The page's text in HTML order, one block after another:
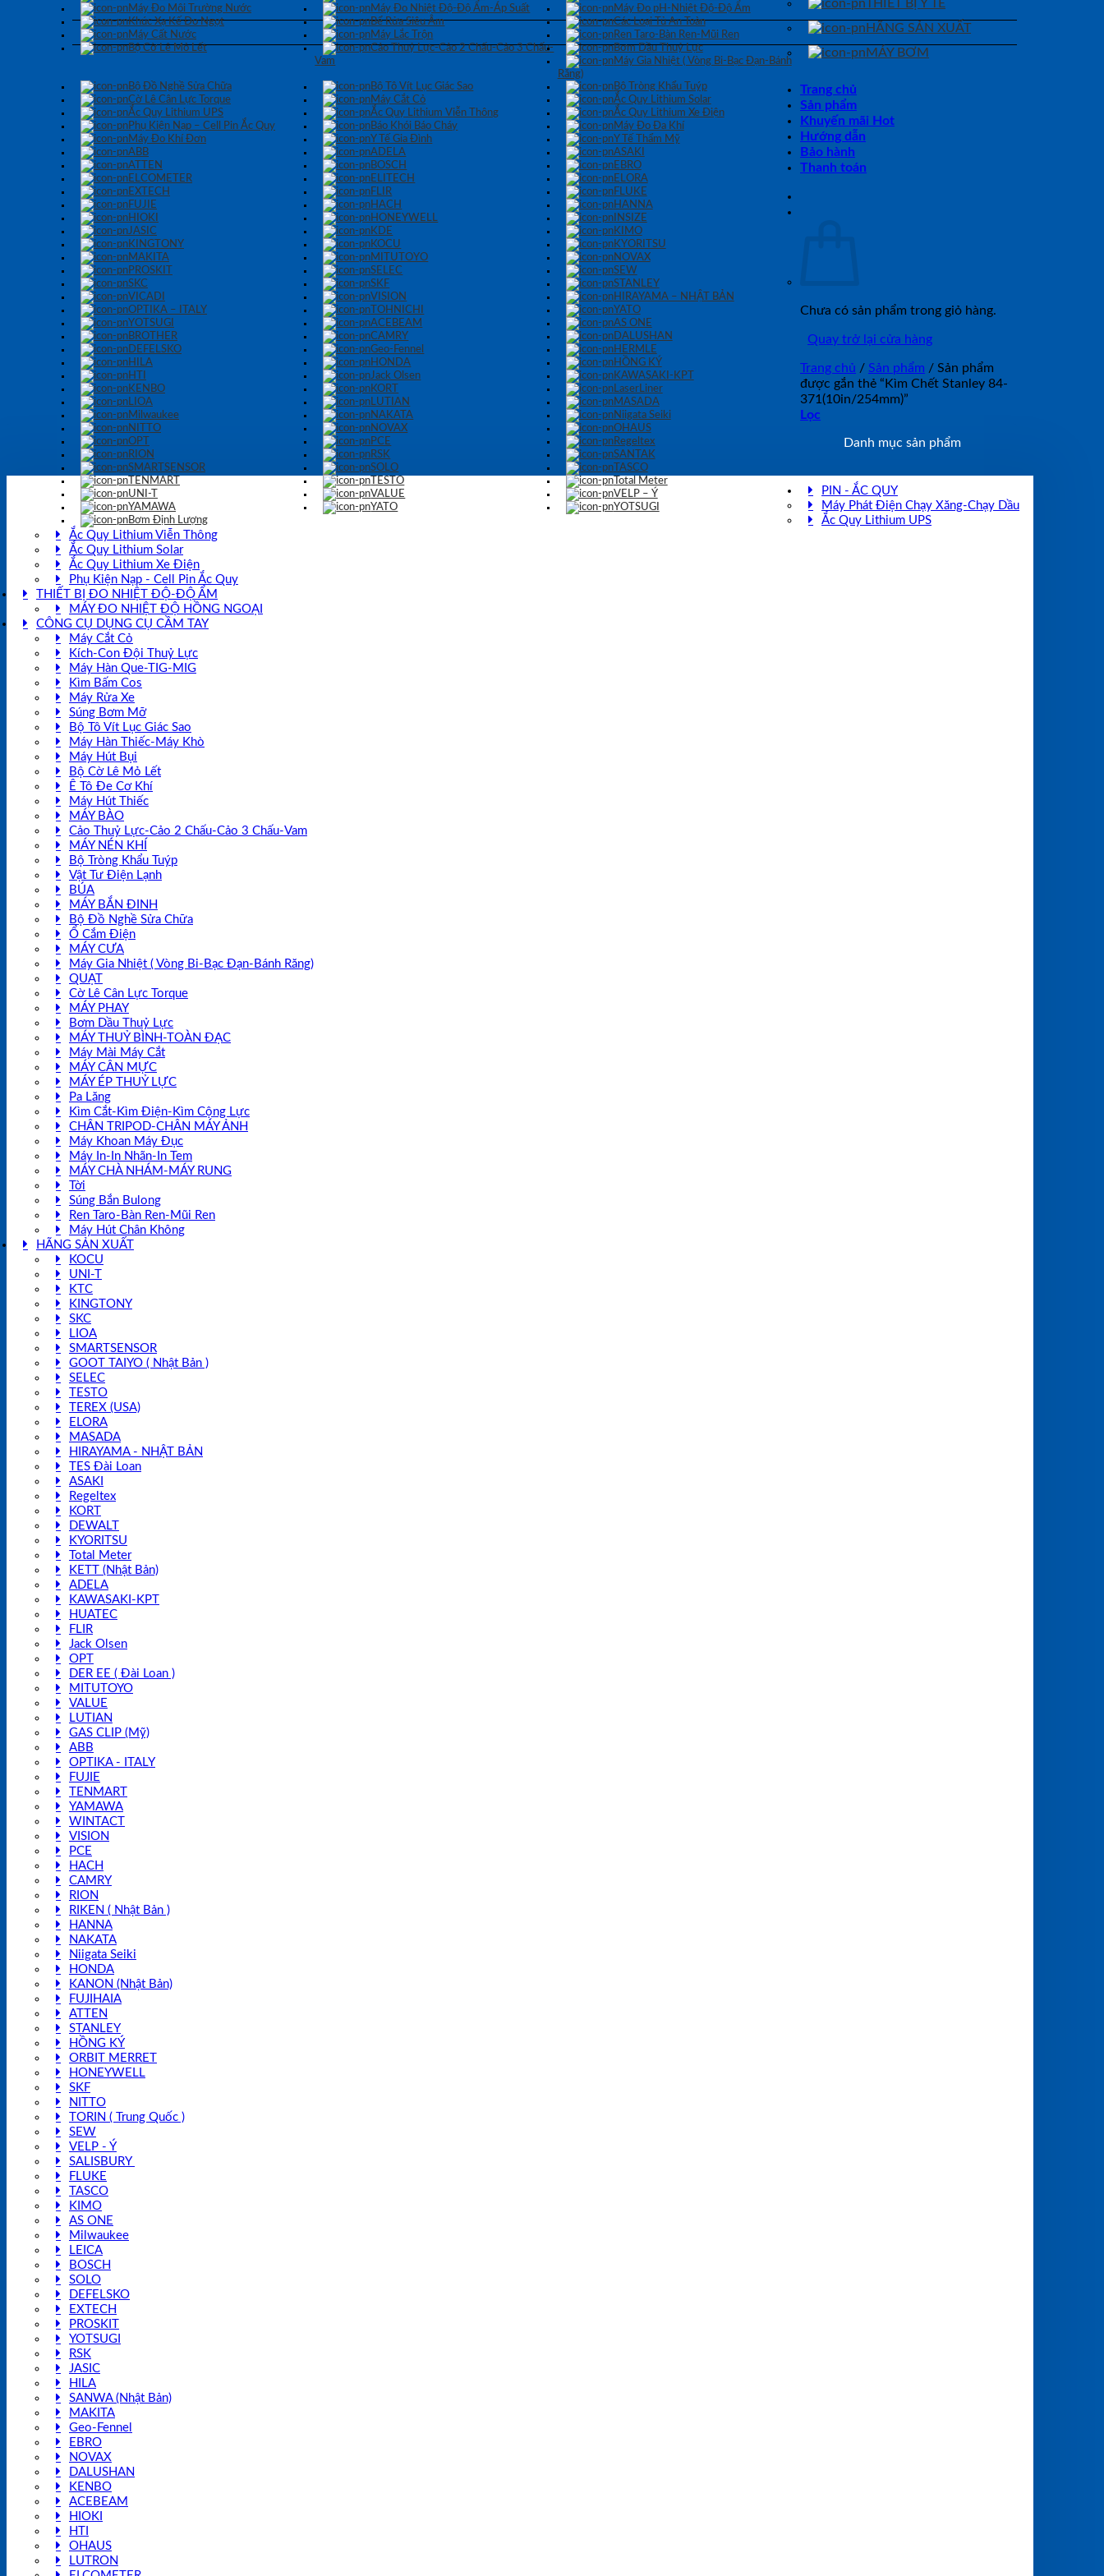
Máy Đo Môi Trường Nước
Máy Đo Nhiệt Độ-Độ Ẩm-Áp Suất
Máy Đo pH-Nhiệt Độ-Độ Ẩm
Khúc Xạ Kế Đo Ngọt
Bể Rửa Siêu Âm
Các Loại Tủ An Toàn
Máy Cất Nước
Máy Lắc Trộn
Ren Taro-Bàn Ren-Mũi Ren
Bộ Cờ Lê Mỏ Lết
Cảo Thuỷ Lực-Cảo 2 Chấu-Cảo 3 Chấu-
Vam
Bơm Dầu Thuỷ Lực
Máy Gia Nhiệt ( Vòng Bi-Bạc Đạn-Bánh
Răng)
Bộ Đồ Nghề Sửa Chữa
Bộ Tô Vít Lục Giác Sao
Bộ Tròng Khẩu Tuýp
Cờ Lê Cân Lực Torque
Máy Cắt Cỏ
Ắc Quy Lithium Solar
Ắc Quy Lithium UPS
Ắc Quy Lithium Viễn Thông
Ắc Quy Lithium Xe Điện
Phụ Kiện Nạp – Cell Pin Ắc Quy
Báo Khói Báo Cháy
Máy Đo Đa Khí
Máy Đo Khí Đơn
THIẾT BỊ Y TẾ
Y Tế Gia Đình Y Tế Thẩm Mỹ
HÃNG SẢN XUẤT
ABB ADELA
ASAKI
ATTEN
BOSCH
EBRO
ELCOMETER
ELITECH
ELORA
EXTECH
FLIR
FLUKE
FUJIE
HACH
HANNA
HIOKI
HONEYWELL
INSIZE
JASIC
KDE
KIMO
KINGTONY
KOCU
KYORITSU
MAKITA
MITUTOYO
NOVAX
PROSKIT
SELEC
SEW
SKC
SKF
STANLEY
VICADI
VISION
HIRAYAMA – NHẬT BẢN
OPTIKA – ITALY
TOHNICHI
YATO
YOTSUGI
ACEBEAM
AS ONE
BROTHER
CAMRY
DALUSHAN
DEFELSKO
Geo-Fennel
HERMLE
HILA
HONDA
HỒNG KÝ
HTI
Jack Olsen
KAWASAKI-KPT
KENBO
KORT
LaserLiner
LIOA
LUTIAN
MASADA
Milwaukee
NAKATA
Niigata Seiki
NITTO
NOVAX
OHAUS
OPT
PCE
Regeltex
RION
RSK
SANTAK
SMARTSENSOR
SOLO
TASCO
TENMART
TESTO
Total Meter
UNI-T
VALUE
VELP – Ý
YAMAWA
YATO YOTSUGI
MÁY BƠM
Bơm Định Lượng
Trang chủ
Sản phẩm
Khuyến mãi Hot
Hướng dẫn
Bảo hành
Thanh toán
Chưa có sản phẩm trong giỏ hàng.
Quay trở lại cửa hàng
Trang chủ / Sản phẩm / Sản phẩm
được gắn thẻ “Kìm Chết Stanley 84-
371(10in/254mm)”
Lọc
Danh mục sản phẩm
PIN - ẮC QUY
Máy Phát Điện Chạy Xăng-Chạy Dầu
Ắc Quy Lithium UPS
Ắc Quy Lithium Viễn Thông
Ắc Quy Lithium Solar
Ắc Quy Lithium Xe Điện
Phụ Kiện Nạp - Cell Pin Ắc Quy
THIẾT BỊ ĐO NHIỆT ĐỘ-ĐỘ ẨM
MÁY ĐO NHIỆT ĐỘ HỒNG NGOẠI
CÔNG CỤ DỤNG CỤ CẦM TAY
Máy Cắt Cỏ
Kích-Con Đội Thuỷ Lực
Máy Hàn Que-TIG-MIG
Kìm Bấm Cos
Máy Rửa Xe
Súng Bơm Mỡ
Bộ Tô Vít Lục Giác Sao
Máy Hàn Thiếc-Máy Khò
Máy Hút Bụi
Bộ Cờ Lê Mỏ Lết
Ê Tô Đe Cơ Khí
Máy Hút Thiếc
MÁY BÀO
Cảo Thuỷ Lực-Cảo 2 Chấu-Cảo 3 Chấu-Vam
MÁY NÉN KHÍ
Bộ Tròng Khẩu Tuýp
Vật Tư Điện Lạnh
BÚA
MÁY BẮN ĐINH
Bộ Đồ Nghề Sửa Chữa
Ổ Cắm Điện
MÁY CƯA
Máy Gia Nhiệt ( Vòng Bi-Bạc Đạn-Bánh Răng)
QUẠT
Cờ Lê Cân Lực Torque
MÁY PHAY
Bơm Dầu Thuỷ Lực
MÁY THUỶ BÌNH-TOÀN ĐẠC
Máy Mài Máy Cắt
MÁY CÂN MỰC
MÁY ÉP THUỶ LỰC
Pa Lăng
Kìm Cắt-Kìm Điện-Kìm Cộng Lực
CHÂN TRIPOD-CHÂN MÁY ẢNH
Máy Khoan Máy Đục
Máy In-In Nhãn-In Tem
MÁY CHÀ NHÁM-MÁY RUNG
Tời
Súng Bắn Bulong
Ren Taro-Bàn Ren-Mũi Ren
Máy Hút Chân Không
HÃNG SẢN XUẤT
KOCU
UNI-T
KTC
KINGTONY
SKC
LIOA
SMARTSENSOR
GOOT TAIYO ( Nhật Bản )
SELEC
TESTO
TEREX (USA)
ELORA
MASADA
HIRAYAMA - NHẬT BẢN
TES Đài Loan
ASAKI
Regeltex
KORT
DEWALT
KYORITSU
Total Meter
KETT (Nhật Bản)
ADELA
KAWASAKI-KPT
HUATEC
FLIR
Jack Olsen
OPT
DER EE ( Đài Loan )
MITUTOYO
VALUE
LUTIAN
GAS CLIP (Mỹ)
ABB
OPTIKA - ITALY
FUJIE
TENMART
YAMAWA
WINTACT
VISION
PCE
HACH
CAMRY
RION
RIKEN ( Nhật Bản )
HANNA
NAKATA
Niigata Seiki
HONDA
KANON (Nhật Bản)
FUJIHAIA
ATTEN
STANLEY
HỒNG KÝ
ORBIT MERRET
HONEYWELL
SKF
NITTO
TORIN ( Trung Quốc )
SEW
VELP - Ý
SALISBURY
FLUKE
TASCO
KIMO
AS ONE
Milwaukee
LEICA
BOSCH
SOLO
DEFELSKO
EXTECH
PROSKIT
YOTSUGI
RSK
JASIC
HILA
SANWA (Nhật Bản)
MAKITA
Geo-Fennel
EBRO
NOVAX
DALUSHAN
KENBO
ACEBEAM
HIOKI
HTI
OHAUS
LUTRON